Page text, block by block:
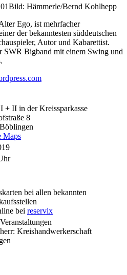
Bild: Hämmerle/Bernd Kohlhepp
Ego, ist mehrfacher
der bekanntesten süddeutschen
Autor und Kabarettist.
SWR Bigband mit einem Swing und
Kreishandwerkerschaft
+ II in der Kreissparkasse
8
Maps
bei allen bekannten
bei reservix